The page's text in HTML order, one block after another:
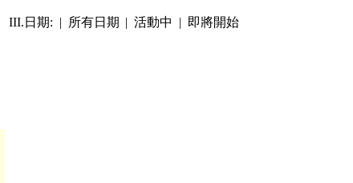
III.日期: | 所有日期 |活動中 | 即將開始